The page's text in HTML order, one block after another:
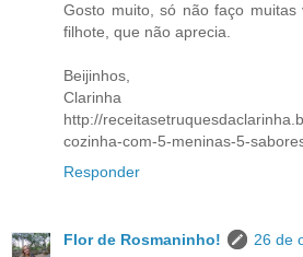
Gosto muito, só não faço
filhote, que não aprecia.
Beijinhos,
Clarinha
http://
cozinha-com-5-meninas-5-
Responder
Flor de Rosmaninho!
26 de